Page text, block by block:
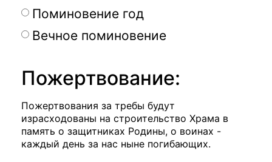
Поминовение год
Вечное поминовение
Пожертвование:
Пожертвования за требы будут
израсходованы на строительство Храма в
память о защитниках Родины, о воинах -
каждый день за нас ныне погибающих.